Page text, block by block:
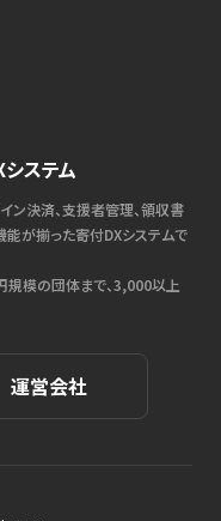
ステム
ン決済、支援者管理、領収書
能が揃った寄付DXシステムで
模の団体まで、3,000以上
運営会社